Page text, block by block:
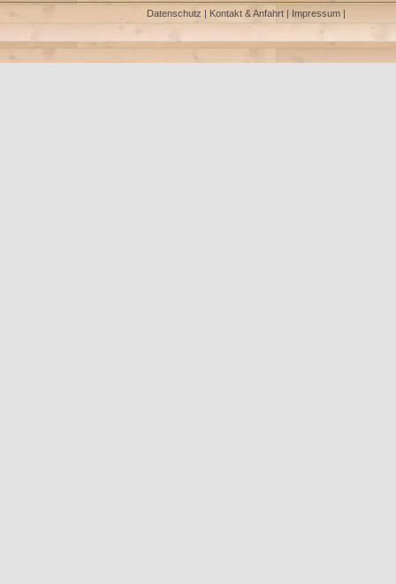
Datenschutz | Kontakt & Anfahrt | Impressum |